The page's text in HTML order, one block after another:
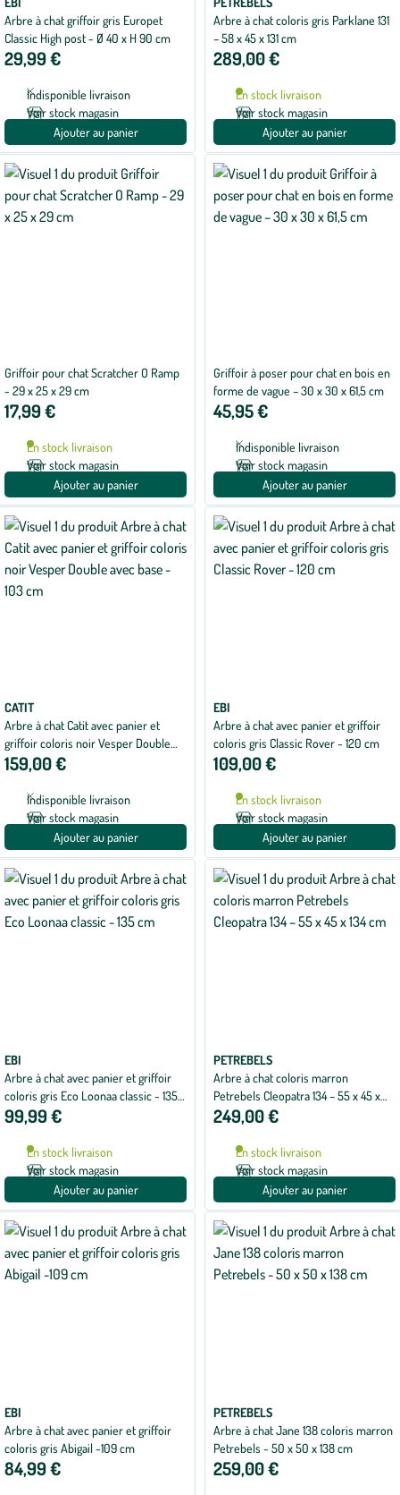
Arbre à chat griffoir gris Europet
Classic High post - Ø 40 x H 90 cm
29,99 €
Indisponible livraison
Voir stock magasin
Ajouter au panier
Arbre à chat coloris gris Parklane 131
– 58 x 45 x 131 cm
289,00 €
En stock livraison
Voir stock magasin
Ajouter au panier
Griffoir pour chat Scratcher O Ramp
- 29 x 25 x 29 cm
17,99 €
En stock livraison
Voir stock magasin
Ajouter au panier
Griffoir à poser pour chat en bois en
forme de vague – 30 x 30 x 61,5 cm
45,95 €
Indisponible livraison
Voir stock magasin
Ajouter au panier
CATIT
Arbre à chat Catit avec panier et
griffoir coloris noir Vesper Double
avec base - 103 cm
159,00 €
Indisponible livraison
Voir stock magasin
Ajouter au panier
EBI
Arbre à chat avec panier et griffoir
coloris gris Classic Rover - 120 cm
109,00 €
En stock livraison
Voir stock magasin
Ajouter au panier
EBI
Arbre à chat avec panier et griffoir
coloris gris Eco Loonaa classic - 135
cm
99,99 €
En stock livraison
Voir stock magasin
Ajouter au panier
PETREBELS
Arbre à chat coloris marron
Petrebels Cleopatra 134 – 55 x 45 x
134 cm
249,00 €
En stock livraison
Voir stock magasin
Ajouter au panier
EBI
Arbre à chat avec panier et griffoir
coloris gris Abigail -109 cm
84,99 €
PETREBELS
Arbre à chat Jane 138 coloris marron
Petrebels - 50 x 50 x 138 cm
259,00 €